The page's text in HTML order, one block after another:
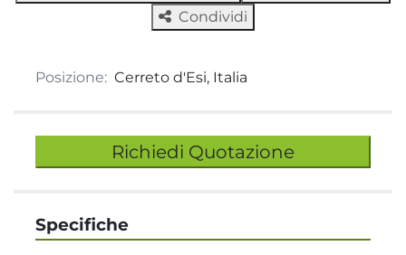
Condividi
Posizione: Cerreto d'Esi, Italia
Richiedi Quotazione
Specifiche